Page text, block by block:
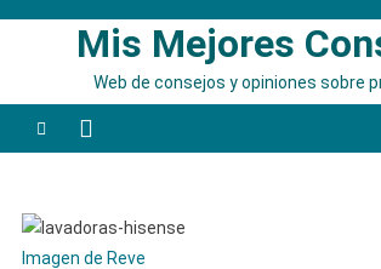
Mis Mejores
Web de consejos y opiniones sobre
Imagen de Reve